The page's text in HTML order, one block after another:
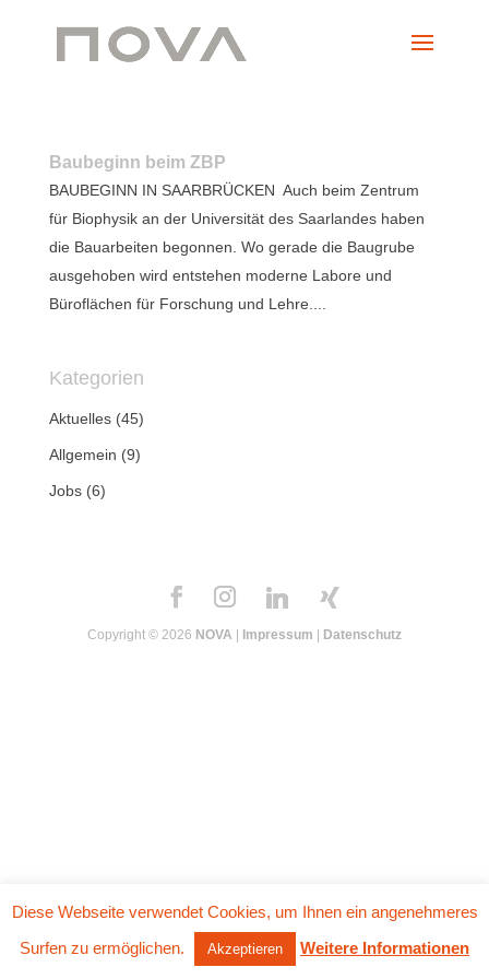
Baubeginn beim ZBP
BAUBEGINN IN SAARBRÜCKEN Auch beim Zentrum
für Biophysik an der Universität des Saarlandes haben
die Bauarbeiten begonnen. Wo gerade die Baugrube
ausgehoben wird entstehen moderne Labore und
Büroflächen für Forschung und Lehre....
Kategorien
Aktuelles(45)
Allgemein (9)
Jobs(6)
Copyright © 2026 NOVA Impressum Datenschutz
Diese Webseite verwendet Cookies, um Ihnen ein angenehmeres
Surfen zu ermöglichen.
Akzeptieren Weitere Informationen